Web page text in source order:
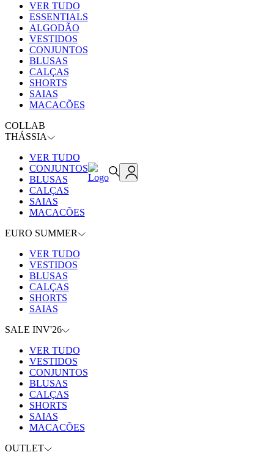
VER TUDO
ESSENTIALS
ALGODÃO
VESTIDOS
CONJUNTOS
BLUSAS
CALÇAS
SHORTS
SAIAS
MACACÕES
COLLAB
THÁSSIA
VER TUDO
CONJUNTOS
BLUSAS
CALÇAS
SAIAS
MACACÕES
EURO SUMMER
VER TUDO
VESTIDOS
BLUSAS
CALÇAS
SHORTS
SAIAS
SALE INV'26
VER TUDO
VESTIDOS
CONJUNTOS
BLUSAS
CALÇAS
SHORTS
SAIAS
MACACÕES
OUTLET